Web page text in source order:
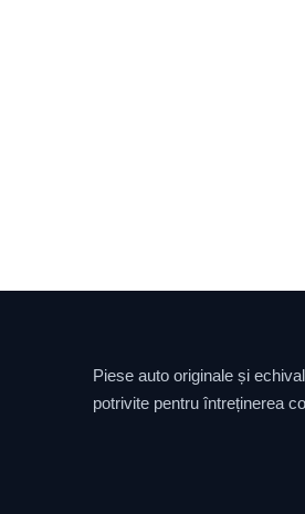
Piese auto originale și
potrivite pentru întreținerea